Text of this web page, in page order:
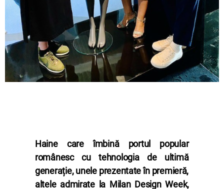
Haine care îmbină portul popular
românesc cu tehnologia de ultimă
generație, unele prezentate în premieră,
altele admirate la Milan Design Week,